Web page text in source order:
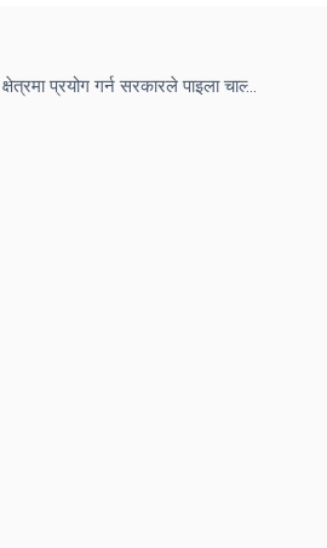
इन्टेरियर डिजाइनलाई विकासको क्षेत्रमा प्रयोग गर्न सरकारले पाइला चाल्ने सहरी विकासमन्त्री झाँक्रीद्वारा प्रतिवद्धता व्यक्त